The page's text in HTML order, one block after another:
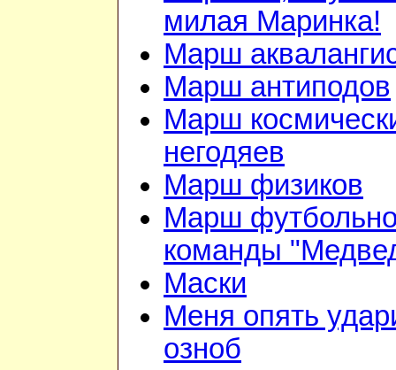
милая Маринка!
Марш
Марш антиподов
Марш
негодяев
Марш физиков
Марш
команды
Маски
Меня опять
озноб